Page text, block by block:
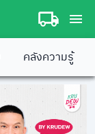
คลังความรู้